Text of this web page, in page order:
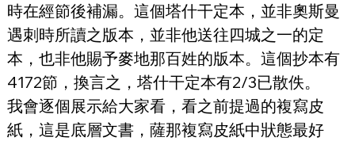
時在經節後補漏。這個塔什干定本，並非奧斯曼
遇刺時所讀之版本，並非他送往四城之一的定
本，也非他賜予麥地那百姓的版本。這個抄本有
4172節，換言之，塔什干定本有2/3已散佚。
我會逐個展示給大家看，看之前提過的複寫皮
紙，這是底層文書，薩那複寫皮紙中狀態最好